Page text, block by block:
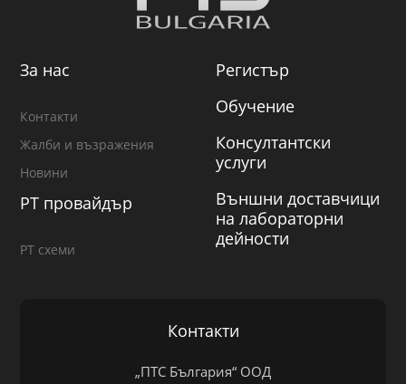
За нас
Контакти
Жалби и възражения
Новини
PT провайдър
PT схеми
Регистър
Обучение
Консултантски
услуги
Външни доставчици
на лабораторни
дейности
Контакти
„ПТС България“ ООД